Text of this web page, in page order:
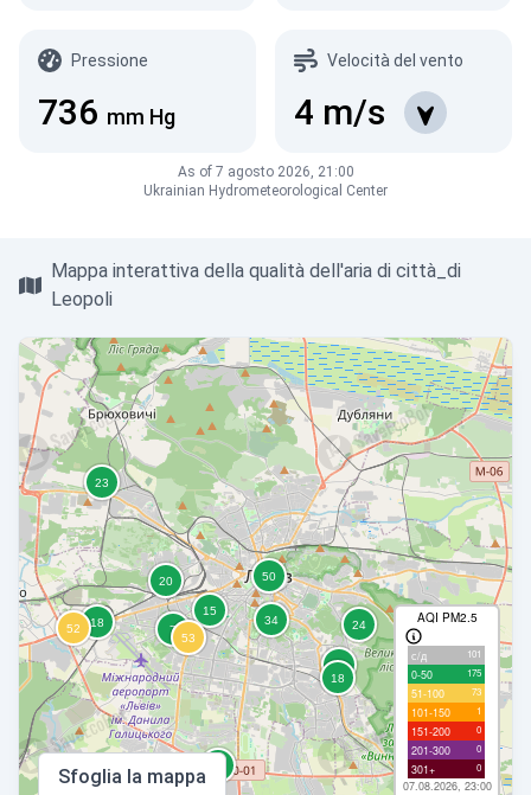
Pressione
736 mm Hg
Velocità del vento
4 m/s
As of 7 agosto 2026, 21:00
Ukrainian Hydrometeorological Center
Mappa interattiva della qualità dell'aria di città_di
Leopoli
AQI PM2.5
с/д 101
0-50 175
51-100 73
101-150 1
151-200 0
201-300 0
301+ 0
07.08.2026, 23:00
Sfoglia la mappa